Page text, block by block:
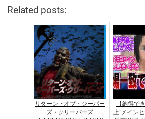
Related posts:
リターン・オブ・ジーパー
ズ・クリーパーズ
【納得で
上”メイン